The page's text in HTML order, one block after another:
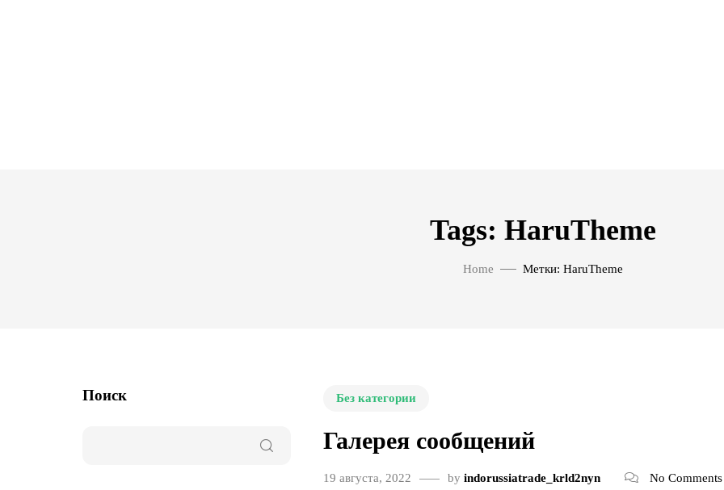
Tags: HaruTheme
Home Метки: HaruTheme
Без категории
Галерея сообщений
19 августа, 2022 by indorussiatrade_krld2nyn No Comments
Поиск